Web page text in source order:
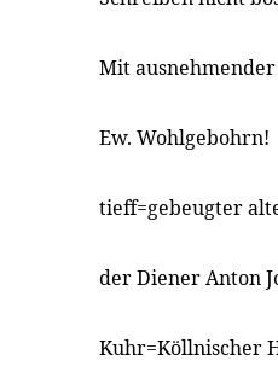
Mit
Ew. Wohlgebohrn!
tieff=gebeugter
der Diener Anton
Kuhr=Köllnischer